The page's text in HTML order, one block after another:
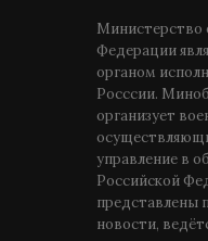
Министерство
Федерации
органом
Росссии.
организует
управление в
Российской
представлены
новости,